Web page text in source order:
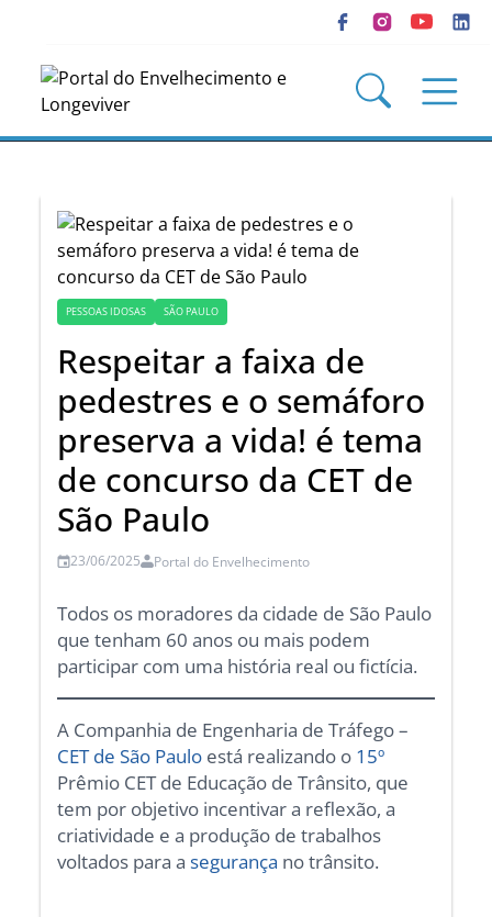
PESSOAS IDOSAS SÃO PAULO
Respeitar a faixa de
pedestres e o semáforo
preserva a vida! é tema
de concurso da CET de
São Paulo
23/06/2025 Portal do Envelhecimento
Todos os moradores da cidade de São Paulo
que tenham 60 anos ou mais podem
participar com uma história real ou fictícia.
A Companhia de Engenharia de Tráfego –
CET de São Paulo está realizando o 15º
Prêmio CET de Educação de Trânsito, que
tem por objetivo incentivar a reflexão, a
criatividade e a produção de trabalhos
voltados para asegurança no trânsito.